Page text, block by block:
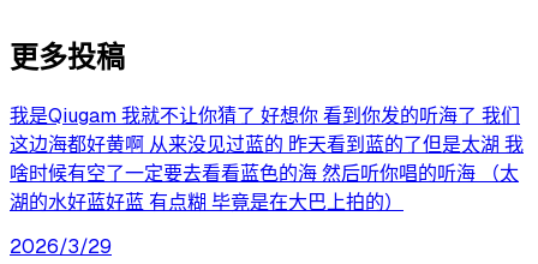
更多投稿
我是Qiugam 我就不让你猜了 好想你 看到你发的听海了 我们
这边海都好黄啊 从来没见过蓝的 昨天看到蓝的了但是太湖 我
啥时候有空了一定要去看看蓝色的海 然后听你唱的听海 （太
湖的水好蓝好蓝 有点糊 毕竟是在大巴上拍的）
2026/3/29